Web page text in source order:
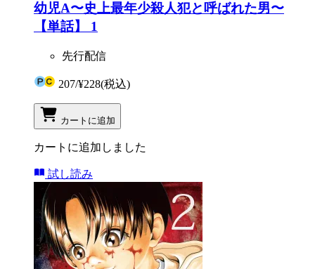
幼児A〜史上最年少殺人犯と呼ばれた男〜
【単話】 1
先行配信
207/¥228(税込)
カートに追加
カートに追加しました
試し読み